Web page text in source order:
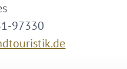
97330